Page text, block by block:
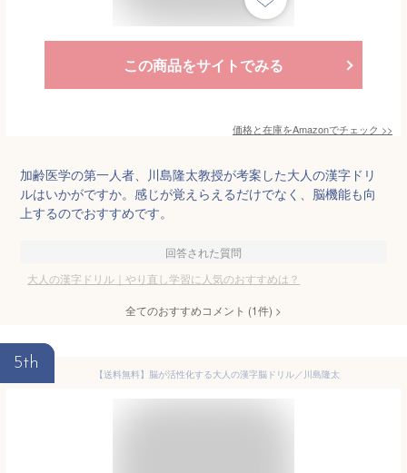
この商品をサイトでみる
価格と在庫をAmazonでチェック >>
加齢医学の第一人者、川島隆太教授が考案した大人の漢字ドリ
ルはいかがですか。感じが覚えらえるだけでなく、脳機能も向
上するのでおすすめです。
回答された質問
大人の漢字ドリル｜やり直し学習に人気のおすすめは？
全てのおすすめコメント (1件) >
5th
【送料無料】脳が活性化する大人の漢字脳ドリル／川島隆太